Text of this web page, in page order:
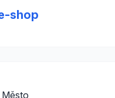
shop
Město